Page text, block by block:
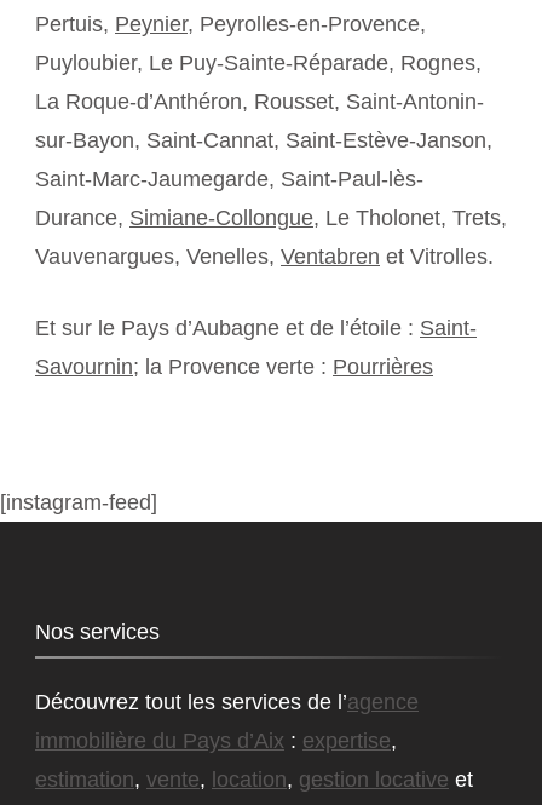
Pertuis, Peynier, Peyrolles-en-Provence,
Puyloubier, Le Puy-Sainte-Réparade, Rognes,
La Roque-d’Anthéron, Rousset, Saint-Antonin-
sur-Bayon, Saint-Cannat, Saint-Estève-Janson,
Saint-Marc-Jaumegarde, Saint-Paul-lès-
Durance, Simiane-Collongue, Le Tholonet, Trets,
Vauvenargues, Venelles, Ventabren et Vitrolles.
Et sur le Pays d’Aubagne et de l’étoile : Saint-
Savournin; la Provence verte : Pourrières
[instagram-feed]
Nos services
Découvrez tout les services de l’agence
immobilière du Pays d’Aix : expertise,
estimation, vente, location, gestion locative et